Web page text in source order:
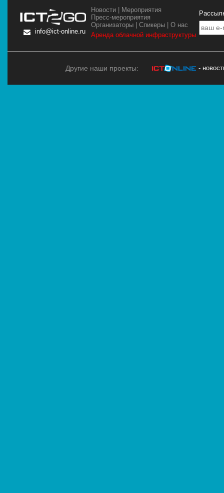
info@ict-online.ru
Новости | Мероприятия
Пресс-мероприятия
Организаторы |Спикеры |О нас
Аренда облачной инфраструктуры
Другие наши проекты: -